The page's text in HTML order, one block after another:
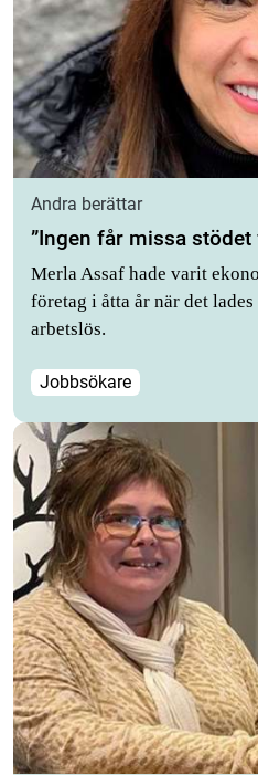
Andra berättar
”Ingen får missa stödet
Merla Assaf hade varit
företag i åtta år när det
arbetslös.
Jobbsökare